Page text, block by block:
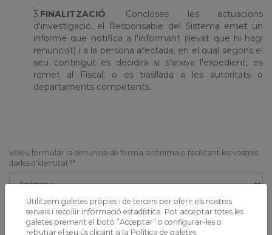
3.FINALITZACIÓ. Concloses les actuacions
d'investigació, el Responsable del Sistema emet un
informe que notifica a l'informant (llevat que hi hagi
renunciat) i a la persona afectada, en el qual segons el
seu contingut es decidirà si s'arxiva l'expedient, es
remet al Fiscal, o es trasllada a les autoritats o
departaments competents.
Voleu formular la denúncia de forma anònima o facilitant les vostres
dades d'identitat?*
Nom i cognoms
Utilitzem galetes pròpies i de tercers per oferir els nostres
serveis i recollir informació estadística. Pot acceptar totes les
galetes prement el botó ”Acceptar” o configurar-les o
rebutjar el seu ús clicant a la Política de galetes